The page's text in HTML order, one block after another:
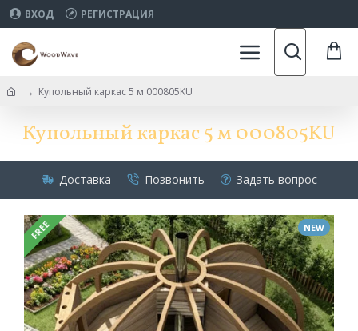
ВХОД РЕГИСТРАЦИЯ
Купольный каркас 5 м 000805KU
Купольный каркас 5 м 000805KU
Доставка Позвонить Задать вопрос
NEW
FREE